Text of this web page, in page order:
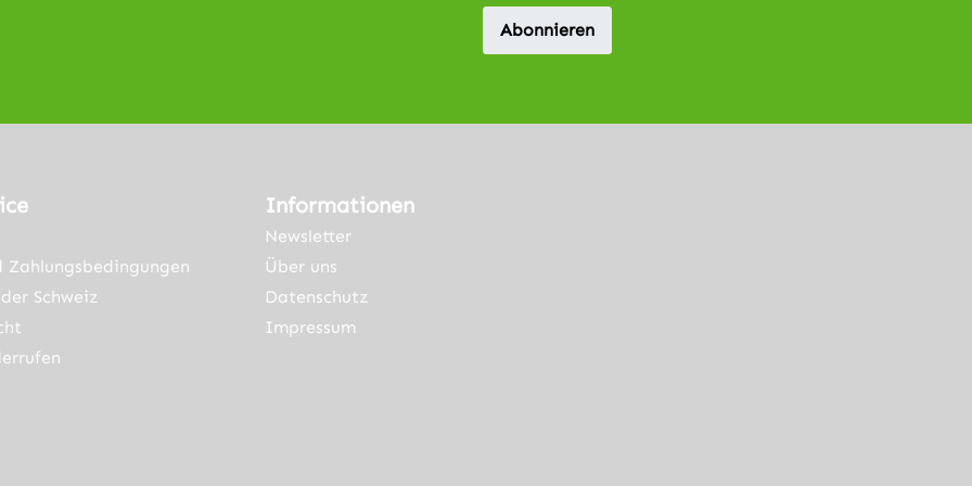
für
AEG,
Fliesenfugen
Fliesenkleber
Beton Stein
Holz Gips
Passend für
Abonnieren
Zahlungsbedingungen
Schweiz
Informationen
Newsletter
Über uns
Datenschutz
Impressum